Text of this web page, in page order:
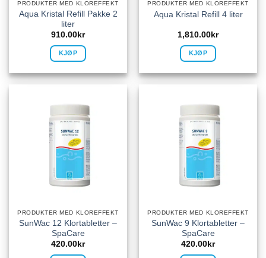
PRODUKTER MED KLOREFFEKT
Aqua Kristal Refill Pakke 2
liter
910.00 kr
KJØP
PRODUKTER MED KLOREFFEKT
Aqua Kristal Refill 4 liter
1,810.00 kr
KJØP
PRODUKTER MED KLOREFFEKT
SunWac 12 Klortabletter –
SpaCare
420.00 kr
PRODUKTER MED KLOREFFEKT
SunWac 9 Klortabletter –
SpaCare
420.00 kr